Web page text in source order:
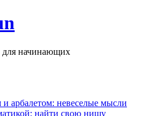
для начинающих
и арбалетом: невеселые мысли
найти свою нишу